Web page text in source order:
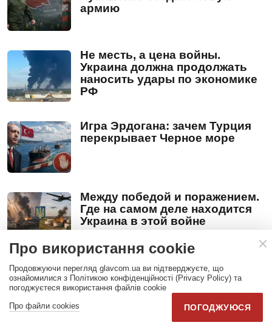
армию
Не месть, а цена войны.
Украина должна продолжать
наносить удары по экономике
РФ
Игра Эрдогана: зачем Турция
перекрывает Черное море
Между победой и поражением.
Где на самом деле находится
Украина в этой войне
Про використання cookie
Продовжуючи перегляд glavcom.ua ви підтверджуєте, що
ознайомилися з Політикою конфіденційності (Privacy Policy) та
погоджуєтеся використання файлів cookie
Про файли cookies
ПОГОДЖУЮСЯ